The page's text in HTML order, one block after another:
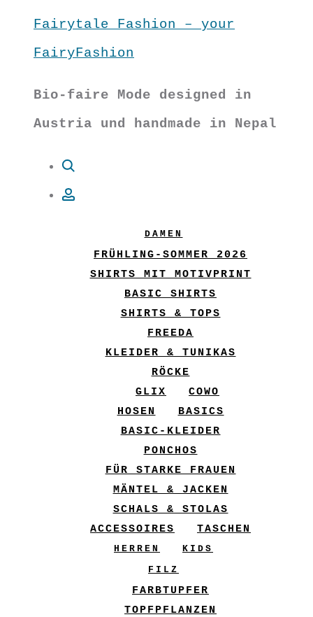
Fairytale Fashion – your
FairyFashion
Bio-faire Mode designed in
Austria und handmade in Nepal
DAMEN
FRÜHLING-SOMMER 2026
SHIRTS MIT MOTIVPRINT
BASIC SHIRTS
SHIRTS & TOPS
FREEDA
KLEIDER & TUNIKAS
RÖCKE
GLIX
COWO
HOSEN
BASICS
BASIC-KLEIDER
PONCHOS
FÜR STARKE FRAUEN
MÄNTEL & JACKEN
SCHALS & STOLAS
ACCESSOIRES
TASCHEN
HERREN
KIDS
FILZ
FARBTUPFER
TOPFPFLANZEN